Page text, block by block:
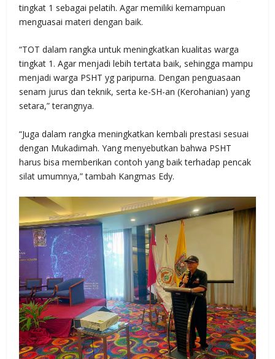
tingkat 1 sebagai pelatih. Agar memiliki kemampuan
menguasai materi dengan baik.
“TOT dalam rangka untuk meningkatkan kualitas warga
tingkat 1. Agar menjadi lebih tertata baik, sehingga mampu
menjadi warga PSHT yg paripurna. Dengan penguasaan
senam jurus dan teknik, serta ke-SH-an (Kerohanian) yang
setara,” terangnya.
“Juga dalam rangka meningkatkan kembali prestasi sesuai
dengan Mukadimah. Yang menyebutkan bahwa PSHT
harus bisa memberikan contoh yang baik terhadap pencak
silat umumnya,” tambah Kangmas Edy.